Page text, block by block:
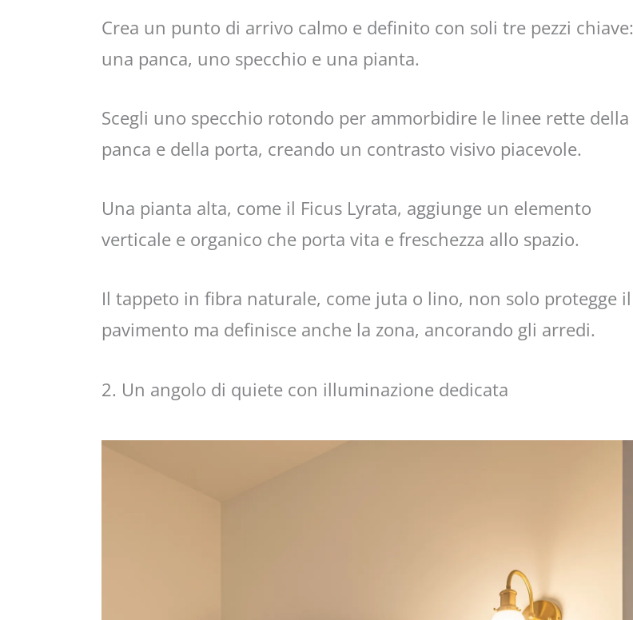
Crea un punto di arrivo calmo e definito con soli tre pezzi chiave:
una panca, uno specchio e una pianta.
Scegli uno specchio rotondo per ammorbidire le linee rette della
panca e della porta, creando un contrasto visivo piacevole.
Una pianta alta, come il Ficus Lyrata, aggiunge un elemento
verticale e organico che porta vita e freschezza allo spazio.
Il tappeto in fibra naturale, come juta o lino, non solo protegge il
pavimento ma definisce anche la zona, ancorando gli arredi.
2. Un angolo di quiete con illuminazione dedicata